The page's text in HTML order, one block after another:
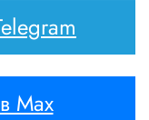
Max